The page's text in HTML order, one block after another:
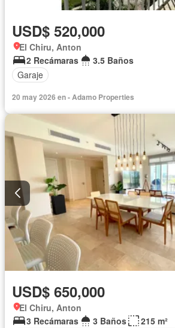
USD$ 520,000
El Chiru, Anton
2 Recámaras
3.5 Baños
Garaje
20 may 2026 en - Adamo Properties
USD$ 650,000
El Chiru, Anton
3 Recámaras
3 Baños
215 m²